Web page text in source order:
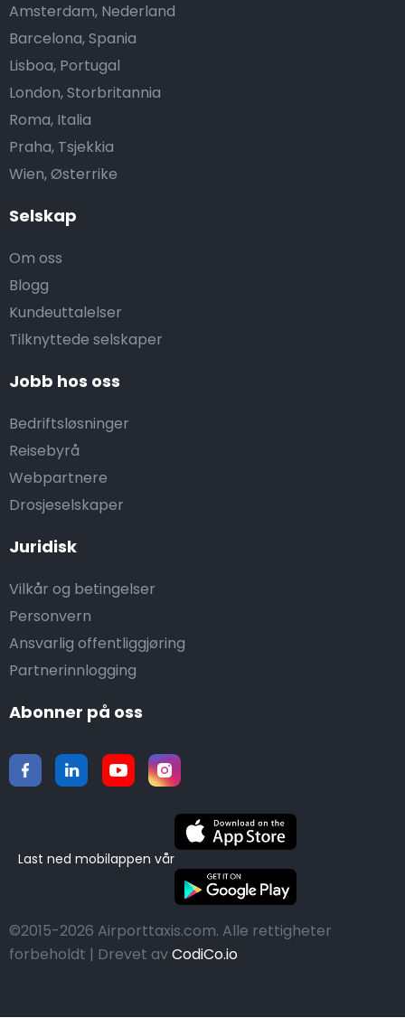
Selskap
Om oss
Blogg
Kundeuttalelser
Tilknyttede selskaper
Jobb hos oss
Bedriftsløsninger
Reisebyrå
Webpartnere
Drosjeselskaper
Juridisk
Vilkår og betingelser
Personvern
Ansvarlig offentliggjøring
Partnerinnlogging
Amsterdam, Nederland
Barcelona, Spania
Lisboa, Portugal
London, Storbritannia
Roma, Italia
Praha, Tsjekkia
Wien, Østerrike
Abonner på oss
Last ned mobilappen vår
©2015-2026 Airporttaxis.com. Alle rettigheter
forbeholdt | Drevet avCodiCo.io